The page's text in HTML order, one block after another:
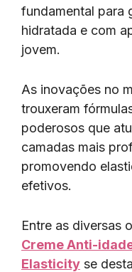
fundamental para
hidratada e com
jovem.
As inovações no
trouxeram
poderosos que
camadas mais
promovendo
efetivos.
Entre as diversas
Creme Anti-
Elasticity se